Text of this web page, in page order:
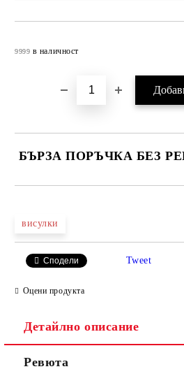
9999 в наличност
БЪРЗА ПОРЪЧКА БЕЗ
Съгласен съм с
Ние ще се свържем с вас в рамките на
висулки
Сподели Tweet
Оцени продукта
Детайлно описание
Ревюта